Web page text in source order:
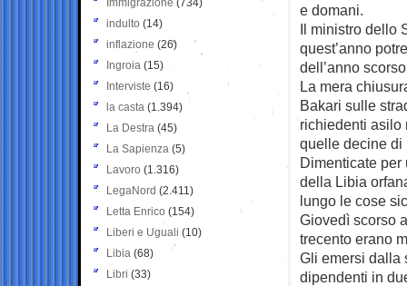
e domani.
Il ministro dello
quest’anno
dell’anno
La mera
Bakari sulle
richiedenti asilo
quelle decine di
Dimenticate per
della Libia
lungo le cose
Giovedì scorso
trecento erano
Gli emersi dalla
dipendenti in
Immigrazione (734)
indulto (14)
inflazione (26)
Ingroia (15)
Interviste (16)
la casta (1.394)
La Destra (45)
La Sapienza (5)
Lavoro (1.316)
LegaNord (2.411)
Letta Enrico (154)
Liberi e Uguali (10)
Libia (68)
Libri (33)